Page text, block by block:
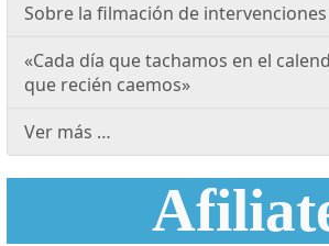
Sobre la filmación de
«Cada día que tachamos en el
que recién caemos»
Ver más …